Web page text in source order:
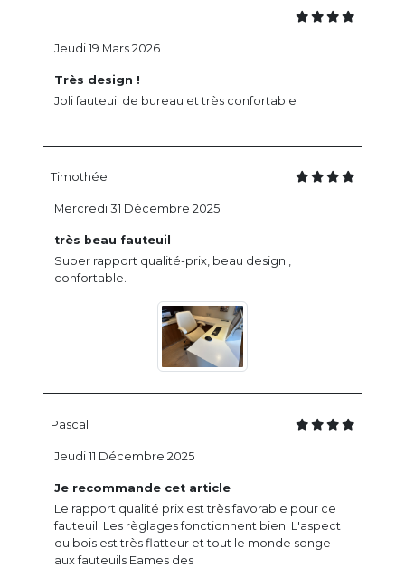
Très design !
Joli fauteuil de bureau et très confortable
Jeudi 19 Mars 2026
Timothée
très beau fauteuil
Super rapport qualité-prix, beau design ,
confortable.
Mercredi 31 Décembre 2025
Pascal
Je recommande cet article
Le rapport qualité prix est très favorable pour ce
fauteuil. Les règlages fonctionnent bien. L'aspect
du bois est très flatteur et tout le monde songe
aux fauteuils Eames des
Jeudi 11 Décembre 2025